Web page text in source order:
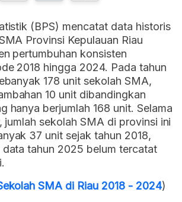
(BPS) mencatat data historis
Provinsi Kepulauan Riau
pertumbuhan konsisten
2018 hingga 2024. Pada tahun
178 unit sekolah SMA,
10 unit dibandingkan
hanya berjumlah 168 unit. Selama
jumlah sekolah SMA di provinsi ini
37 unit sejak tahun 2018,
tahun 2025 belum tercatat
SMA di Riau 2018 - 2024)